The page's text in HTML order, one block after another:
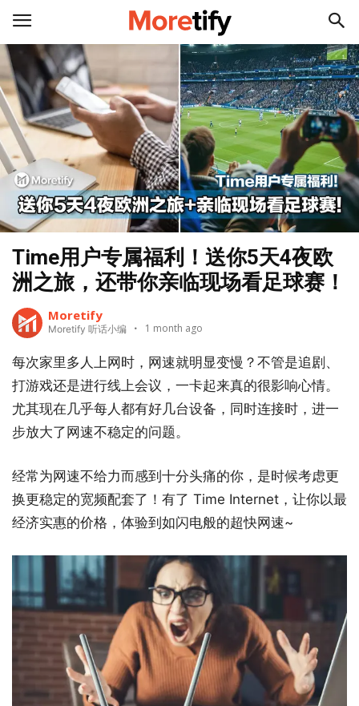
Time用户专属福利！送你5天4夜欧
洲之旅，还带你亲临现场看足球赛！
Moretify
Moretify 听话小编 1 month ago
每次家里多人上网时，网速就明显变慢？不管是追剧、
打游戏还是进行线上会议，一卡起来真的很影响心情。
尤其现在几乎每人都有好几台设备，同时连接时，进一
步放大了网速不稳定的问题。
经常为网速不给力而感到十分头痛的你，是时候考虑更
换更稳定的宽频配套了！有了 Time Internet，让你以最
经济实惠的价格，体验到如闪电般的超快网速~